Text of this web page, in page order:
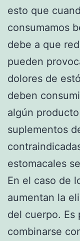
esto que
consumamos
debe a que
pueden
dolores de
deben
algún
suplementos
estomacales
En el caso de
aumentan la
del cuerpo. Es
combinarse